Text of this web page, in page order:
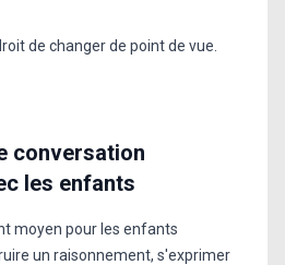
de changer de point de vue.
conversation
les enfants
moyen pour les enfants
un raisonnement, s'exprimer